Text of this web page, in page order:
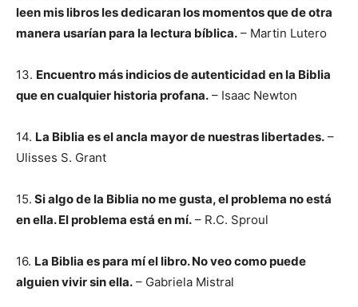
leen mis libros les dedicaran los momentos que de otra
manera usarían para la lectura bíblica. – Martin Lutero
13. Encuentro más indicios de autenticidad en la Biblia
que en cualquier historia profana. – Isaac Newton
14. La Biblia es el ancla mayor de nuestras libertades. –
Ulisses S. Grant
15. Si algo de la Biblia no me gusta, el problema no está
en ella. El problema está en mí. – R.C. Sproul
16. La Biblia es para mí el libro. No veo como puede
alguien vivir sin ella. – Gabriela Mistral